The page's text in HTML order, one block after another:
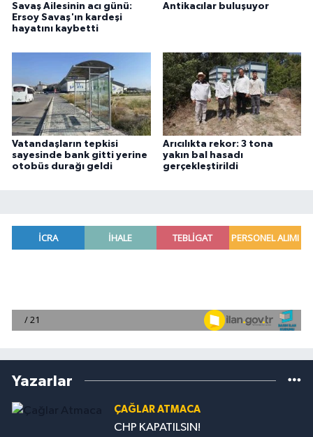
Savaş Ailesinin acı günü:
Ersoy Savaş'ın kardeşi
hayatını kaybetti
Antikacılar buluşuyor
Vatandaşların tepkisi
sayesinde bank gitti yerine
otobüs durağı geldi
Arıcılıkta rekor: 3 tona
yakın bal hasadı
gerçekleştirildi
Yazarlar
ÇAĞLAR ATMACA
CHP KAPATILSIN!